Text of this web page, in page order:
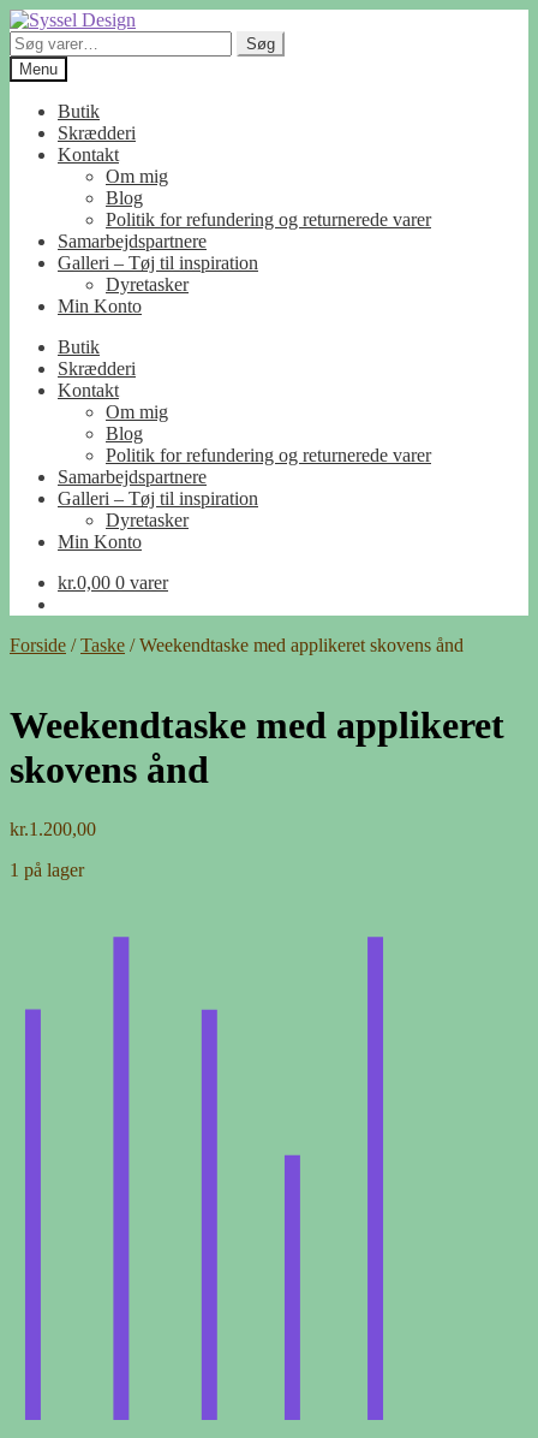
Spring
til
navigation
Spring
til
indhold
Søg
efter:
Søg
Menu
Butik
Skrædderi
Kontakt
Om mig
Blog
Politik for refundering og returnerede varer
Samarbejdspartnere
Galleri – Tøj til inspiration
Dyretasker
Min Konto
Butik
Skrædderi
Kontakt
Om mig
Blog
Politik for refundering og returnerede varer
Samarbejdspartnere
Galleri – Tøj til inspiration
Dyretasker
Min Konto
kr.0,00 0 varer
Forside /Taske /Weekendtaske med applikeret skovens ånd
Weekendtaske med applikeret
skovens ånd
kr.1.200,00
1 på lager